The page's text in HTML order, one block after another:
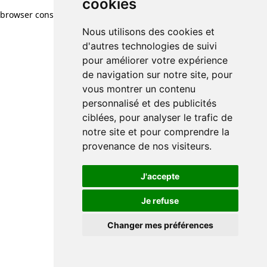
cookies
Nous utilisons des cookies et
d'autres technologies de suivi
pour améliorer votre expérience
de navigation sur notre site, pour
vous montrer un contenu
personnalisé et des publicités
ciblées, pour analyser le trafic de
notre site et pour comprendre la
provenance de nos visiteurs.
J'accepte
Je refuse
Changer mes préférences
browser console for more information)